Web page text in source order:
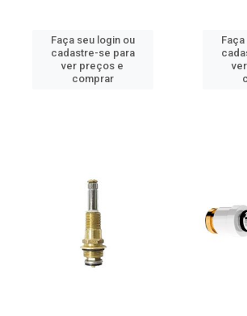
Faça seu login ou
cadastre-se para
ver preços e
comprar